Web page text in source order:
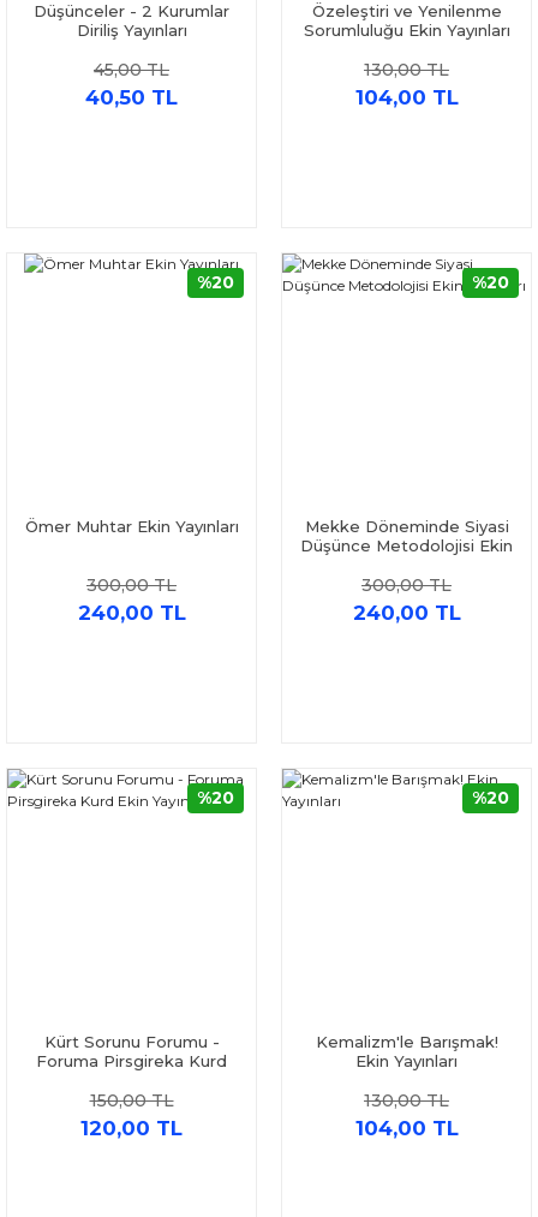
Düşünceler - 2 Kurumlar
Diriliş Yayınları
45,00 TL
40,50 TL
Özeleştiri ve Yenilenme
Sorumluluğu Ekin Yayınları
130,00 TL
104,00 TL
Ömer Muhtar Ekin Yayınları
300,00 TL
240,00 TL
%20
Mekke Döneminde Siyasi
Düşünce Metodolojisi Ekin
300,00 TL
240,00 TL
%20
Kürt Sorunu Forumu -
Foruma Pirsgireka Kurd
150,00 TL
120,00 TL
%20
Kemalizm'le Barışmak!
Ekin Yayınları
130,00 TL
104,00 TL
%20